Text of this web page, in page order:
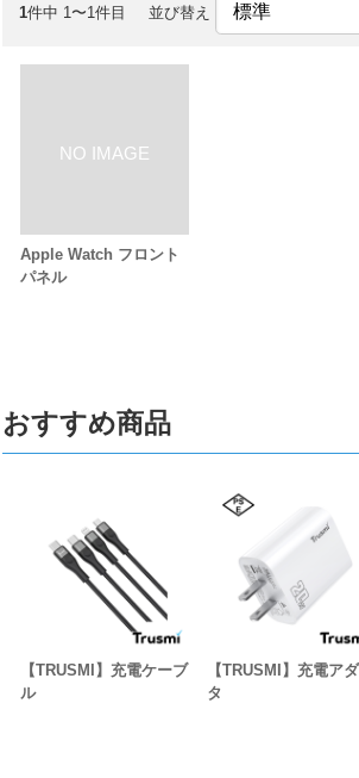
1件中 1〜1件目 並び替え
Apple Watch フロント
パネル
おすすめ商品
【TRUSMI】充電ケーブ
ル
【TRUSMI】充電ア
タ